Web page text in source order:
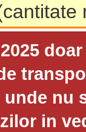
nu
in